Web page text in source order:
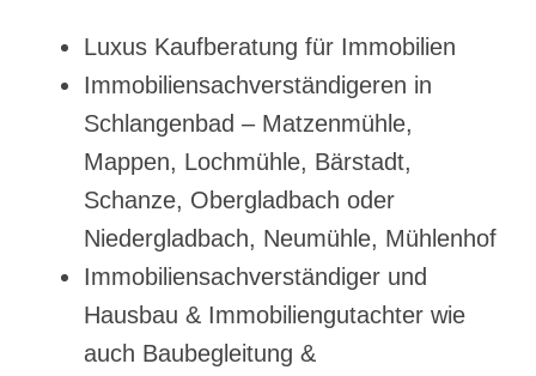
Luxus Kaufberatung für Immobilien
Immobiliensachverständigeren in
Schlangenbad – Matzenmühle,
Mappen, Lochmühle, Bärstadt,
Schanze, Obergladbach oder
Niedergladbach, Neumühle, Mühlenhof
Immobiliensachverständiger und
Hausbau & Immobiliengutachter wie
auch Baubegleitung &